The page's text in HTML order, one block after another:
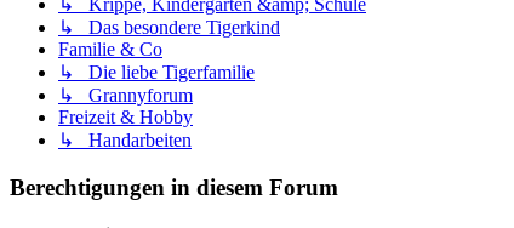
↳ Krippe, Kindergarten &amp; Schule
↳ Das besondere Tigerkind
Familie & Co
↳ Die liebe Tigerfamilie
↳ Grannyforum
Freizeit & Hobby
↳ Handarbeiten
Berechtigungen in diesem Forum